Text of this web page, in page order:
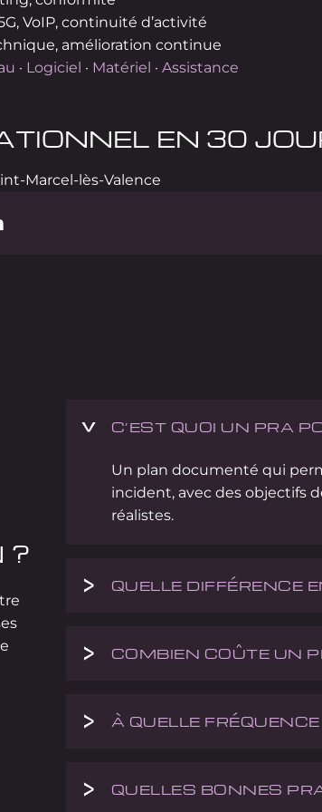
VoIP, continuité d’activité
amélioration continue
· Logiciel · Matériel · Assistance
EN 30
Marcel-lès-Valence
?
C’EST QUOI UN PRA
Un plan documenté qui
incident, avec des objectifs
réalistes.
QUELLE DIFFÉRENCE
COMBIEN COÛTE UN
À QUELLE
QUELLES BONNES